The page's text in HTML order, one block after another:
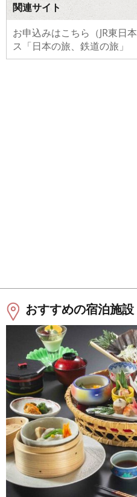
関連サイト
お申込みはこちら（JR東日
ス「日本の旅、鉄道の旅」
おすすめの宿泊施設